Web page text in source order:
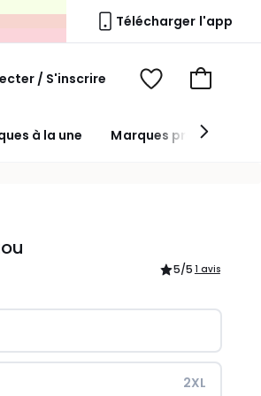
Télécharger l'app
à la une Marques premium
/ S'inscrire
Voir
Voir
panier
5/5 1 avis
2XL